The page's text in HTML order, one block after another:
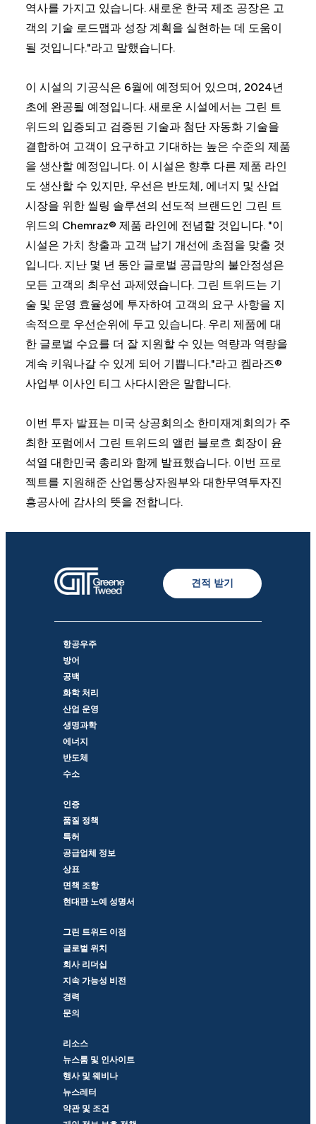
역사를 가지고 있습니다. 새로운 한국 제조 공장은 고
객의 기술 로드맵과 성장 계획을 실현하는 데 도움이
될 것입니다."라고 말했습니다.
이 시설의 기공식은 6월에 예정되어 있으며, 2024년
초에 완공될 예정입니다. 새로운 시설에서는 그린 트
위드의 입증되고 검증된 기술과 첨단 자동화 기술을
결합하여 고객이 요구하고 기대하는 높은 수준의 제품
을 생산할 예정입니다. 이 시설은 향후 다른 제품 라인
도 생산할 수 있지만, 우선은 반도체, 에너지 및 산업
시장을 위한 씰링 솔루션의 선도적 브랜드인 그린 트
위드의 Chemraz® 제품 라인에 전념할 것입니다. "이
시설은 가치 창출과 고객 납기 개선에 초점을 맞출 것
입니다. 지난 몇 년 동안 글로벌 공급망의 불안정성은
모든 고객의 최우선 과제였습니다. 그린 트위드는 기
술 및 운영 효율성에 투자하여 고객의 요구 사항을 지
속적으로 우선순위에 두고 있습니다. 우리 제품에 대
한 글로벌 수요를 더 잘 지원할 수 있는 역량과 역량을
계속 키워나갈 수 있게 되어 기쁩니다."라고 켐라즈®
사업부 이사인 티그 사다시완은 말합니다.
이번 투자 발표는 미국 상공회의소 한미재계회의가 주
최한 포럼에서 그린 트위드의 앨런 블로흐 회장이 윤
석열 대한민국 총리와 함께 발표했습니다. 이번 프로
젝트를 지원해준 산업통상자원부와 대한무역투자진
흥공사에 감사의 뜻을 전합니다.
견적 받기
항공우주
방어
공백
화학 처리
산업 운영
생명과학
에너지
반도체
수소
인증
품질 정책
특허
공급업체 정보
상표
면책 조항
현대판 노예 성명서
그린 트위드 이점
글로벌 위치
회사 리더십
지속 가능성 비전
경력
문의
리소스
뉴스룸 및 인사이트
행사 및 웨비나
뉴스레터
약관 및 조건